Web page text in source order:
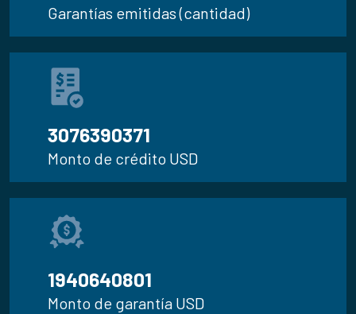
Garantías emitidas (cantidad)
3.290.257.081
Monto de crédito USD
2.075.551.659
Monto de garantía USD